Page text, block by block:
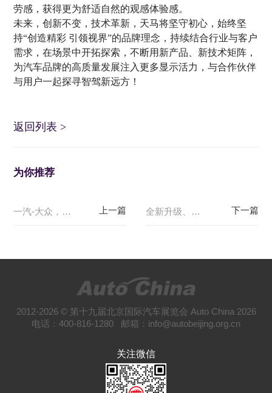
劳感，获得更为舒适自然的观感体验感。
未来，创新不变，技术革新，天马将坚守初心，始终坚
持“创造精彩 引领视界”的品牌理念，持续结合行业与客户
需求，在场景中开拓探索，不断用新产品、新技术矩阵，
为汽车品牌的高质量发展注入更多显示活力，与合作伙伴
与用户一起探寻智驾新远方！
返回列表 >
为你推荐
一汽-大众，北京车展流量光环下的实力玩家 全新升级、规模宏大——2026（第十九届）北京国际汽车展览会（Auto China 2026）将于2026年4月在北京盛大亮相
2012-2026 © 第十九届北京国际汽车展览会 Auto China 2026
电话：400-816-1280 邮箱：info@autobeijing.org.cn
关注微信